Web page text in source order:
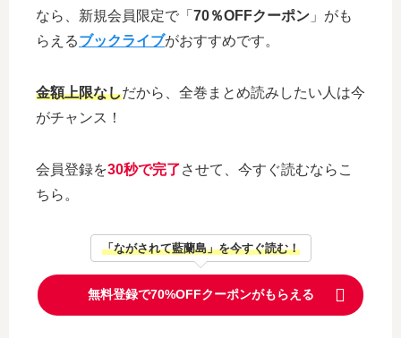
なら、新規会員限定で「 70％OFFクーポン 」がも
らえるブックライブがおすすめです。
金額上限なしだから、全巻まとめ読みしたい人は今
がチャンス！
会員登録を30秒で完了させて、今すぐ読むならこ
ちら。
「ながされて藍蘭島」を今すぐ読む！
無料登録で70%OFFクーポンがもらえる